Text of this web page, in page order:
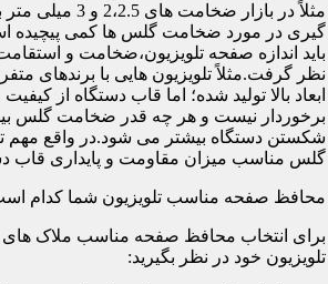
مثلاً در بازار
گیری در مورد ضخامت گلس ها کمی پیچیده
باید اندازه صفحه تلویزیون،ضخامت و
نظر گرفت.مثلاً تلویزیون هایی با برندهای
ابعاد بالا تولید شده؛ اما قاب دستگاه از
برخوردار نیست و هر چه قدر ضخامت گلس
شکستن دستگاه بیشتر می شود.در واقع مهم
گلس مناسب میزان مقاومت و پایداری قاب
محافظ صفحه مناسب تلویزیون شما کدام
برای انتخاب محافظ صفحه مناسب ملاک های
تلویزیون خود در نظر بگیرید: